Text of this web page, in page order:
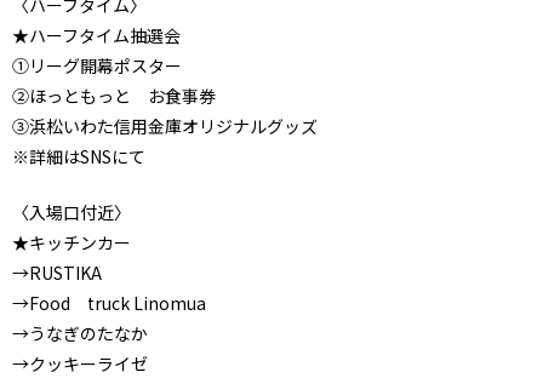
〈ハーフタイム〉
★ハーフタイム抽選会
①リーグ開幕ポスター
②ほっともっと お食事券
③浜松いわた信用金庫オリジナルグッズ
※詳細はSNSにて
〈入場口付近〉
★キッチンカー
→RUSTIKA
→Food truck Linomua
→うなぎのたなか
→クッキーライゼ